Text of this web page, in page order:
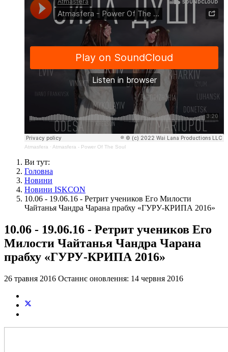
Atmasfera · Atmasfera - Power Of The Soul
Ви тут:
Головна
Новини
Новини ISKCON
10.06 - 19.06.16 - Ретрит учеников Его Милости
Чайтанья Чандра Чарана прабху «ГУРУ-КРИПА 2016»
10.06 - 19.06.16 - Ретрит учеников Его
Милости Чайтанья Чандра Чарана
прабху «ГУРУ-КРИПА 2016»
26 травня 2016 Останнє оновлення: 14 червня 2016